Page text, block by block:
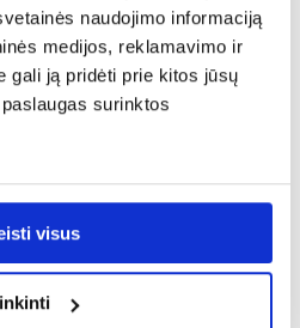
naudojimo informaciją
medijos, reklamavimo ir
gali ją pridėti prie kitos jūsų
surinktos
visus
PALYGINTI